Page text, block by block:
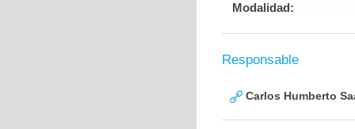
Modalidad:
Responsable
Carlos Humberto